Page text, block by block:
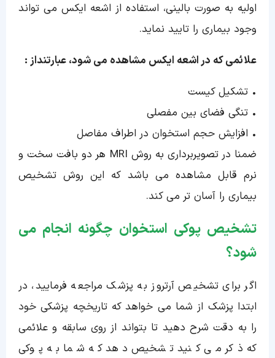
اولیه به صورت بالینی، استفاده از اشعه ایکس می تواند
وجود بیماری را تایید نماید.
علائمی که در اشعه ایکس مشاهده می شود، عبارتنداز :
• تشکیل کیست
• تنگی فضای بین مفصلی
• افزایش حجم استخوان در اطراف مفاصل
ضمنا در تصویربرداری به روش MRI هر دو بافت سخت و
نرم قابل مشاهده می باشد که این روش تشخیص
بیماری را آسان تر می کند.
تشخیص پوکی استخوان چگونه انجام می
شود؟
اگر برای تشخیص آرتروز به پزشک مراجعه فرمایید، در
ابتدا پزشک از شما می خواهد که تاریخچه پزشکی خود
را به دقت شرح دهید تا بتواند از روی سابقه و علائمی
که ذکر می کنید تشخیص دهد که شما به پوکی